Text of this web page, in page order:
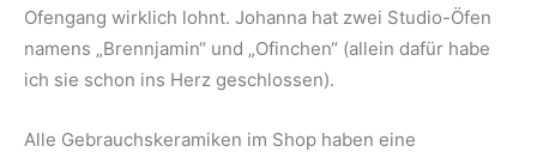
Ofengang wirklich lohnt. Johanna hat zwei Studio-Öfen
namens „Brennjamin“ und „Ofinchen“ (allein dafür habe
ich sie schon ins Herz geschlossen).
Alle Gebrauchskeramiken im Shop haben eine